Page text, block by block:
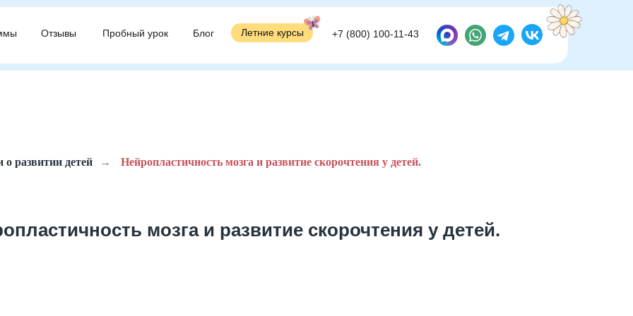
+7 (800) 100-11-43
Отзывы Блог
Пробный урок Летние курсы +7 (800) 100-11-43
Отзывы Блог
Пробный урок Летние курсы
о развитии детей → Нейропластичность мозга и развитие скорочтения у детей.
мозга и развитие скорочтения у детей.